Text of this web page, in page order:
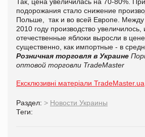
подорожания стало снижение
Польше, так и во всей Европе. Между
2010 году производство увеличилось,
отечественные яблоки выросли в
существенно, как импортные - в
Розничная торговля в Украине
оптовой торговли TradeMaster
Ексклюзивні матеріали TradeMaster.ua
Раздел: > Новости Украины
Теги: